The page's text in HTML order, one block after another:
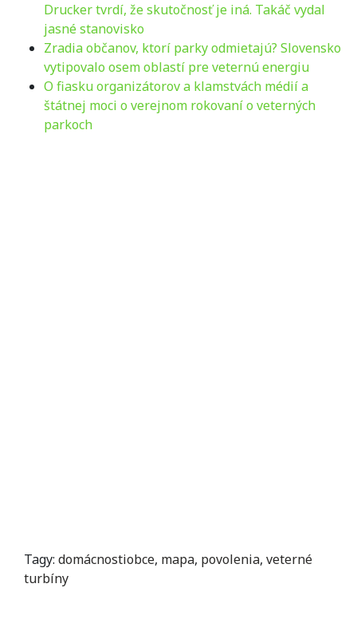
Drucker tvrdí, že skutočnosť je iná. Takáč vydal
jasné stanovisko
Zradia občanov, ktorí parky odmietajú? Slovensko
vytipovalo osem oblastí pre veternú energiu
O fiasku organizátorov a klamstvách médií a
štátnej moci o verejnom rokovaní o veterných
parkoch
Tagy: domácnostiobce, mapa, povolenia, veterné
turbíny